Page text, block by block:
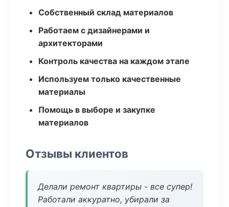
Собственный склад материалов
Работаем с дизайнерами и
архитекторами
Контроль качества на каждом этапе
Используем только качественные
материалы
Помощь в выборе и закупке
материалов
Отзывы клиентов
Делали ремонт квартиры - все супер!
Работали аккуратно, убирали за